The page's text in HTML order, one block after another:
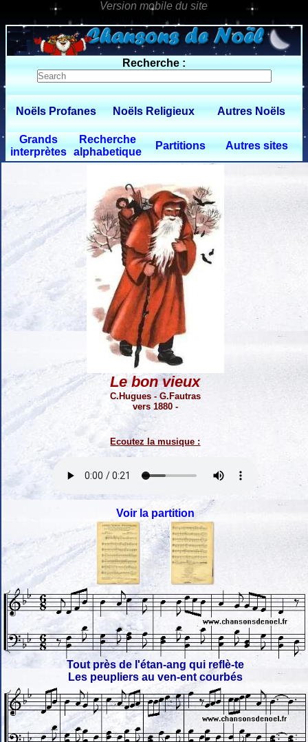
0 $limitbot 1 $limittot 2
Recherche :
Noëls Profanes Noëls Religieux Autres Noëls
Grands
interprètes
Recherche
alphabetique
Partitions Autres sites
Le bon vieux
C.Hugues - G.Fautras
vers 1880 -
Ecoutez la musique :
Voir la partition
Tout près de l'étan-ang qui reflè-te
Les peupliers au ven-ent courbés